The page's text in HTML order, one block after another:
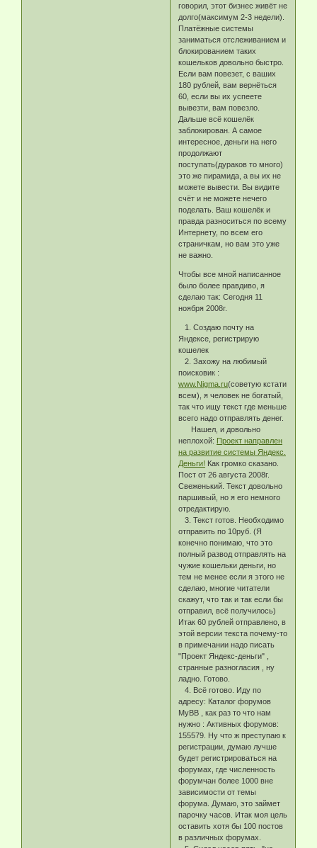
говорил, этот бизнес живёт не
долго(максимум 2-3 недели).
Платёжные системы
заниматься отслеживанием и
блокированием таких
кошельков довольно быстро.
Если вам повезет, с ваших
180 рублей, вам вернёться
60, если вы их успеете
вывезти, вам повезло.
Дальше всё кошелёк
заблокирован. А самое
интересное, деньги на него
продолжают
поступать(дураков то много)
это же пирамида, а вы их не
можете вывести. Вы видите
счёт и не можете нечего
поделать. Ваш кошелёк и
правда разноситься по всему
Интернету, по всем его
страничкам, но вам это уже
не важно.
Чтобы все мной написанное
было более правдиво, я
сделаю так: Сегодня 11
ноября 2008г.
1. Создаю почту на
Яндексе, регистрирую
кошелек
2. Захожу на любимый
поисковик :
www.Nigma.ru(советую кстати
всем), я человек не богатый,
так что ищу текст где меньше
всего надо отправлять денег.
Нашел, и довольно
неплохой: Проект направлен
на развитие системы Яндекс.
Деньги! Как громко сказано.
Пост от 26 августа 2008г.
Свеженький. Текст довольно
паршивый, но я его немного
отредактирую.
3. Текст готов. Необходимо
отправить по 10руб. (Я
конечно понимаю, что это
полный развод отправлять на
чужие кошельки деньги, но
тем не менее если я этого не
сделаю, многие читатели
скажут, что так и так если бы
отправил, всё получилось)
Итак 60 рублей отправлено, в
этой версии текста почему-то
в примечании надо писать
"Проект Яндекс-деньги" ,
странные разногласия , ну
ладно. Готово.
4. Всё готово. Иду по
адресу: Каталог форумов
MyBB , как раз то что нам
нужно : Активных форумов:
155579. Ну что ж преступаю к
регистрации, думаю лучше
будет регистрироваться на
форумах, где численность
форумчан более 1000 вне
зависимости от темы
форума. Думаю, это займет
парочку часов. Итак моя цель
оставить хотя бы 100 постов
в различных форумах.